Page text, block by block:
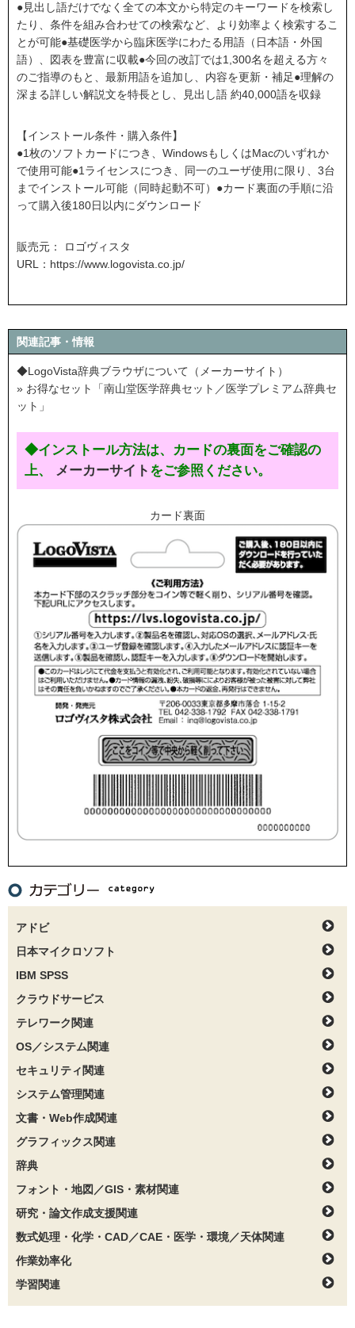
●見出し語だけでなく全ての本文から特定のキーワードを検索し
たり、条件を組み合わせての検索など、より効率よく検索するこ
とが可能●基礎医学から臨床医学にわたる用語（日本語・外国
語）、図表を豊富に収載●今回の改訂では1,300名を超える方々
のご指導のもと、最新用語を追加し、内容を更新・補足●理解の
深まる詳しい解説文を特長とし、見出し語 約40,000語を収録
【インストール条件・購入条件】
●1枚のソフトカードにつき、WindowsもしくはMacのいずれか
で使用可能●1ライセンスにつき、同一のユーザ使用に限り、3台
までインストール可能（同時起動不可）●カード裏面の手順に沿
って購入後180日以内にダウンロード
販売元： ロゴヴィスタ
URL： https://www.logovista.co.jp/
関連記事・情報
◆LogoVista辞典ブラウザについて（メーカーサイト）
» お得なセット「南山堂医学辞典セット／医学プレミアム辞典セ
ット」
◆インストール方法は、カードの裏面をご確認の
上、 メーカーサイト をご参照ください。
カード裏面
アドビ
日本マイクロソフト
IBM SPSS
クラウドサービス
テレワーク関連
OS／システム関連
セキュリティ関連
システム管理関連
文書・Web作成関連
グラフィックス関連
辞典
フォント・地図／GIS・素材関連
研究・論文作成支援関連
数式処理・化学・CAD／CAE・医学・環境／天体関連
作業効率化
学習関連